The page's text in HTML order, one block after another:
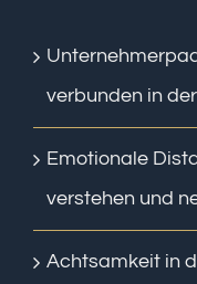
verbunden in
Emotionale
verstehen und
Achtsamkeit in